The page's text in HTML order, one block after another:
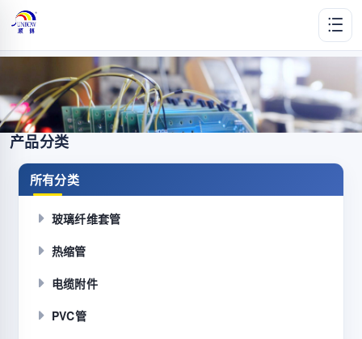
产品分类
所有分类
玻璃纤维套管
热缩管
电缆附件
PVC管